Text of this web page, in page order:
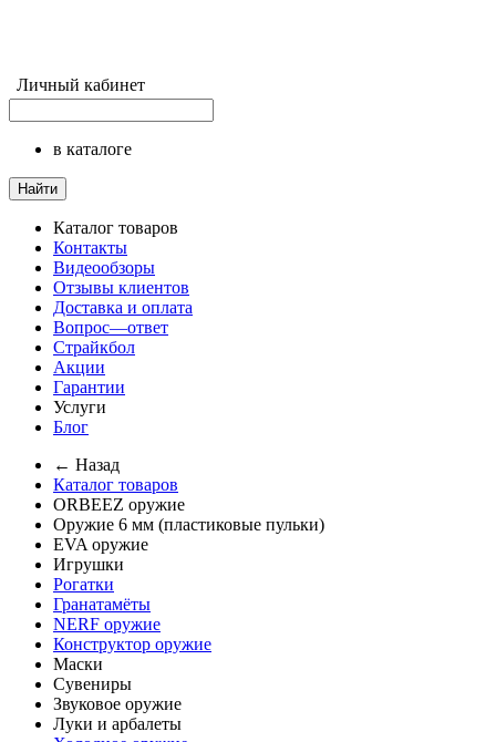
Личный кабинет
в каталоге
Найти
Каталог товаров
Контакты
Видеообзоры
Отзывы клиентов
Доставка и оплата
Вопрос—ответ
Страйкбол
Акции
Гарантии
Услуги
Блог
← Назад
Каталог товаров
ORBEEZ оружие
Оружие 6 мм (пластиковые пульки)
EVA оружие
Игрушки
Рогатки
Гранатамёты
NERF оружие
Конструктор оружие
Маски
Сувениры
Звуковое оружие
Луки и арбалеты